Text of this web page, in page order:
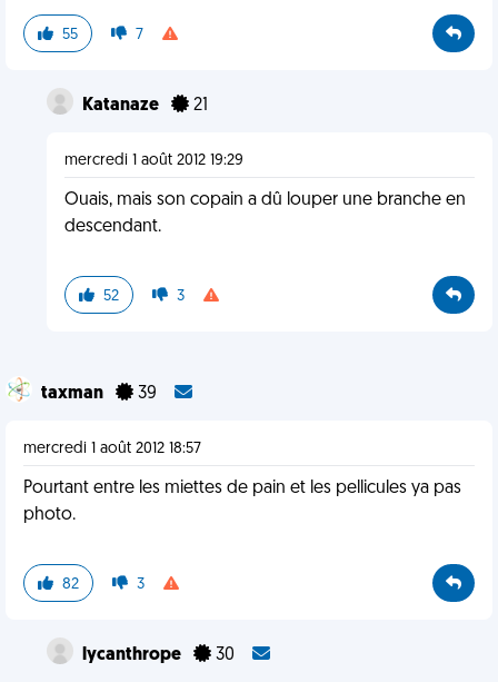
55 7
Katanaze 21
mercredi 1 août 2012 19:29
Ouais, mais son copain a dû louper une branche en
descendant.
52 3
taxman 39
mercredi 1 août 2012 18:57
Pourtant entre les miettes de pain et les pellicules ya pas
photo.
82 3
lycanthrope 30